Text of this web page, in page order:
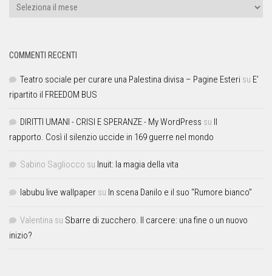
COMMENTI RECENTI
Teatro sociale per curare una Palestina divisa – Pagine Esteri su E’
ripartito il FREEDOM BUS
DIRITTI UMANI - CRISI E SPERANZE - My WordPress su Il
rapporto. Così il silenzio uccide in 169 guerre nel mondo
Sabino Sagliocco su Inuit: la magia della vita
labubu live wallpaper su In scena Danilo e il suo “Rumore bianco”
Valentina su Sbarre di zucchero. Il carcere: una fine o un nuovo
inizio?